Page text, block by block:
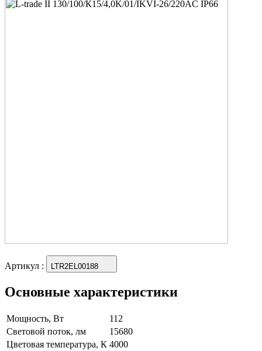
Артикул : LTR2EL00188
Основные характеристики
Мощность, Вт
112
Световой поток, лм
15680
Цветовая температура, К 4000